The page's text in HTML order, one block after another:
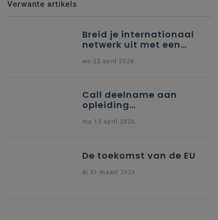
Verwante artikels
Breid je internationaal
netwerk uit met een
wo 22 april 2026
Call deelname aan
opleiding
indiening Erasmus+ KA1
ma 13 april 2026
De toekomst van de EU
di 31 maart 2026